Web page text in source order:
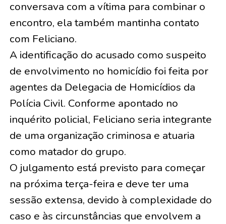
conversava com a vítima para combinar o
encontro, ela também mantinha contato
com Feliciano.
A identificação do acusado como suspeito
de envolvimento no homicídio foi feita por
agentes da Delegacia de Homicídios da
Polícia Civil. Conforme apontado no
inquérito policial, Feliciano seria integrante
de uma organização criminosa e atuaria
como matador do grupo.
O julgamento está previsto para começar
na próxima terça-feira e deve ter uma
sessão extensa, devido à complexidade do
caso e às circunstâncias que envolvem a